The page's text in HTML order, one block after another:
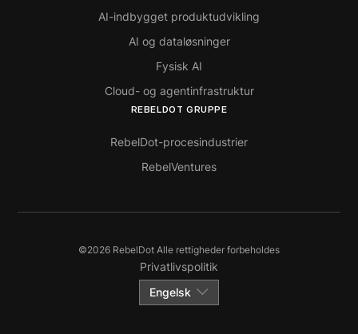
AI-indbygget produktudvikling
AI og dataløsninger
Fysisk AI
Cloud- og agentinfrastruktur
REBELDOT GRUPPE
RebelDot-procesindustrier
RebelVentures
©2026 RebelDot Alle rettigheder forbeholdes
Privatlivspolitik
Engelsk